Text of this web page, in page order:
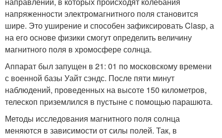
напряженности электромагнитного поля становится
шире. Это уширение и способен зафиксировать Clasp, а
на его основе физики смогут определить величину
магнитного поля в хромосфере солнца.
Аппарат был запущен в 21: 01 по московскому времени
с военной базы Уайт сэндс. После пяти минут
наблюдений, проведенных на высоте 150 километров,
телескоп приземлился в пустыне с помощью парашюта.
Методы исследования магнитного поля солнца
меняются в зависимости от силы полей. Так, в